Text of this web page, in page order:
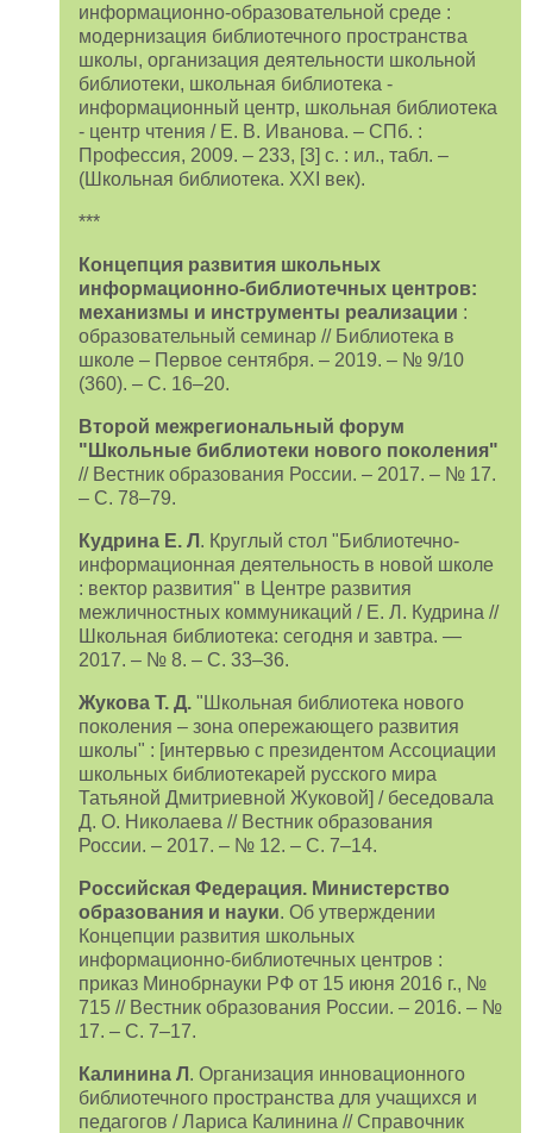
информационно-образовательной среде :
модернизация библиотечного пространства
школы, организация деятельности школьной
библиотеки, школьная библиотека -
информационный центр, школьная библиотека
- центр чтения / Е. В. Иванова. – СПб. :
Профессия, 2009. – 233, [3] с. : ил., табл. –
(Школьная библиотека. XXI век).
***
Концепция развития школьных
информационно-библиотечных центров:
механизмы и инструменты реализации :
образовательный семинар // Библиотека в
школе – Первое сентября. – 2019. – № 9/10
(360). – С. 16–20.
Второй межрегиональный форум
"Школьные библиотеки нового поколения"
// Вестник образования России. – 2017. – № 17.
– С. 78–79.
Кудрина Е. Л . Круглый стол "Библиотечно-
информационная деятельность в новой школе
: вектор развития" в Центре развития
межличностных коммуникаций / Е. Л. Кудрина //
Школьная библиотека: сегодня и завтра. —
2017. – № 8. – С. 33–36.
Жукова Т. Д. "Школьная библиотека нового
поколения – зона опережающего развития
школы" : [интервью с президентом Ассоциации
школьных библиотекарей русского мира
Татьяной Дмитриевной Жуковой] / беседовала
Д. О. Николаева // Вестник образования
России. – 2017. – № 12. – С. 7–14.
Российская Федерация. Министерство
образования и науки. Об утверждении
Концепции развития школьных
информационно-библиотечных центров :
приказ Минобрнауки РФ от 15 июня 2016 г., №
715 // Вестник образования России. – 2016. – №
17. – С. 7–17.
Калинина Л . Организация инновационного
библиотечного пространства для учащихся и
педагогов / Лариса Калинина // Справочник